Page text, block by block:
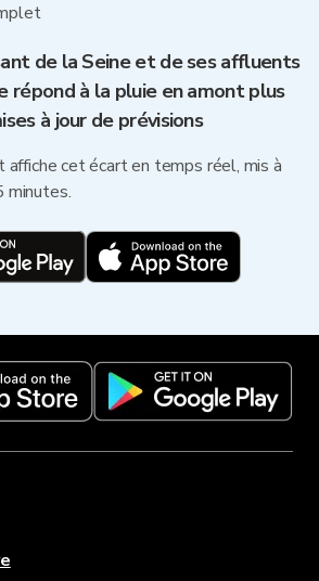
de la Seine et de ses affluents
répond à la pluie en amont plus
à jour de prévisions
affiche cet écart en temps réel, mis à
minutes.